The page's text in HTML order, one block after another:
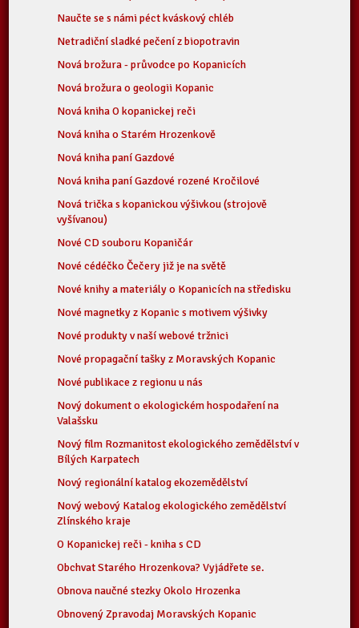
Naučte se s námi péct kváskový chléb
Netradiční sladké pečení z biopotravin
Nová brožura - průvodce po Kopanicích
Nová brožura o geologii Kopanic
Nová kniha O kopanickej reči
Nová kniha o Starém Hrozenkově
Nová kniha paní Gazdové
Nová kniha paní Gazdové rozené Kročilové
Nová trička s kopanickou výšivkou (strojově
vyšívanou)
Nové CD souboru Kopaničár
Nové cédéčko Čečery již je na světě
Nové knihy a materiály o Kopanicích na středisku
Nové magnetky z Kopanic s motivem výšivky
Nové produkty v naší webové tržnici
Nové propagační tašky z Moravských Kopanic
Nové publikace z regionu u nás
Nový dokument o ekologickém hospodaření na
Valašsku
Nový film Rozmanitost ekologického zemědělství v
Bílých Karpatech
Nový regionální katalog ekozemědělství
Nový webový Katalog ekologického zemědělství
Zlínského kraje
O Kopanickej reči - kniha s CD
Obchvat Starého Hrozenkova? Vyjádřete se.
Obnova naučné stezky Okolo Hrozenka
Obnovený Zpravodaj Moravských Kopanic